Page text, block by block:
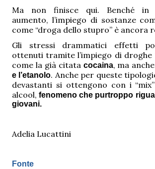
Ma non finisce qui. Benché in
aumento, l’impiego di sostanze
come “droga dello stupro” è ancora
Gli stressi drammatici effetti
ottenuti tramite l’impiego di droghe
come la già citata cocaina, ma anche
e l’etanolo. Anche per queste
devastanti si ottengono con i
alcool,fenomeno che purtroppo
giovani.
Adelia Lucattini
Fonte